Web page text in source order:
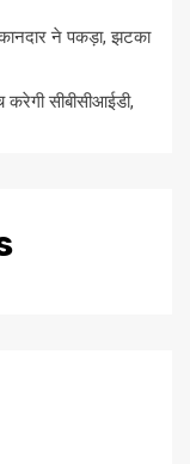
ने पकड़ा, झटका
करेगी सीबीसीआईडी,